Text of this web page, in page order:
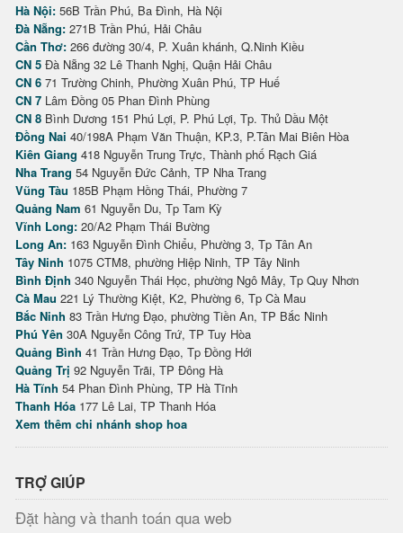
Hà Nội: 56B Trần Phú, Ba Đình, Hà Nội
Đà Nẵng: 271B Trần Phú, Hải Châu
Cần Thơ: 266 đường 30/4, P. Xuân khánh, Q.Ninh Kiều
CN 5 Đà Nẵng 32 Lê Thanh Nghị, Quận Hải Châu
CN 6 71 Trường Chinh, Phường Xuân Phú, TP Huế
CN 7 Lâm Đồng 05 Phan Đình Phùng
CN 8 Bình Dương 151 Phú Lợi, P. Phú Lợi, Tp. Thủ Dầu Một
Đồng Nai 40/198A Phạm Văn Thuận, KP.3, P.Tân Mai Biên Hòa
Kiên Giang 418 Nguyễn Trung Trực, Thành phố Rạch Giá
Nha Trang 54 Nguyễn Đức Cảnh, TP Nha Trang
Vũng Tàu 185B Phạm Hồng Thái, Phường 7
Quảng Nam 61 Nguyễn Du, Tp Tam Kỳ
Vĩnh Long: 20/A2 Phạm Thái Bường
Long An: 163 Nguyễn Đình Chiểu, Phường 3, Tp Tân An
Tây Ninh 1075 CTM8, phường Hiệp Ninh, TP Tây Ninh
Bình Định 340 Nguyễn Thái Học, phường Ngô Mây, Tp Quy Nhơn
Cà Mau 221 Lý Thường Kiệt, K2, Phường 6, Tp Cà Mau
Bắc Ninh 83 Trần Hưng Đạo, phường Tiền An, TP Bắc Ninh
Phú Yên 30A Nguyễn Công Trứ, TP Tuy Hòa
Quảng Bình 41 Trần Hưng Đạo, Tp Đồng Hới
Quảng Trị 92 Nguyễn Trãi, TP Đông Hà
Hà Tĩnh 54 Phan Đình Phùng, TP Hà Tĩnh
Thanh Hóa 177 Lê Lai, TP Thanh Hóa
Xem thêm chi nhánh shop hoa
TRỢ GIÚP
Đặt hàng và thanh toán qua web